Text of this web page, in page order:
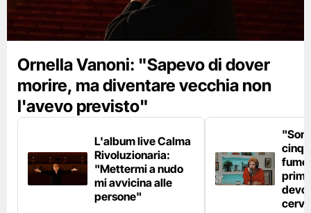
Ornella Vanoni: "Sapevo di dover
morire, ma diventare vecchia non
l'avevo previsto"
L'album live Calma
Rivoluzionaria:
"Mettermi a nudo
mi avvicina alle
persone"
fumo
devo